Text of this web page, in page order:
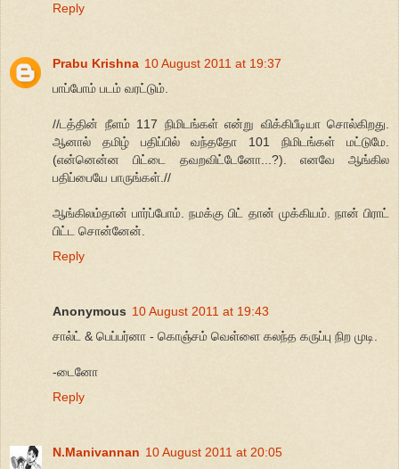
Reply
Prabu Krishna 10 August 2011 at 19:37
பாப்போம் படம் வரட்டும்.
//டத்தின் நீளம் 117 நிமிடங்கள் என்று விக்கிபீடியா சொல்கிறது.
ஆனால் தமிழ் பதிப்பில் வந்ததோ 101 நிமிடங்கள் மட்டுமே.
(என்னென்ன பிட்டை தவறவிட்டேனோ...?). எனவே ஆங்கில
பதிப்பையே பாருங்கள்.//
ஆங்கிலம்தான் பார்ப்போம். நமக்கு பிட் தான் முக்கியம். நான் பிராட்
பிட்ட சொன்னேன்.
Reply
Anonymous 10 August 2011 at 19:43
சால்ட் & பெப்பர்னா - கொஞ்சம் வெள்ளை கலந்த கருப்பு நிற முடி.
-டைனோ
Reply
N.Manivannan 10 August 2011 at 20:05